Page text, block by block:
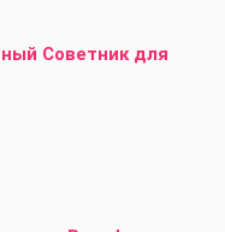
Советник для